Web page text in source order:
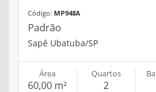
Código: MP948A
Padrão
Sapê Ubatuba/SP
Área
60,00 m²
Quartos
2